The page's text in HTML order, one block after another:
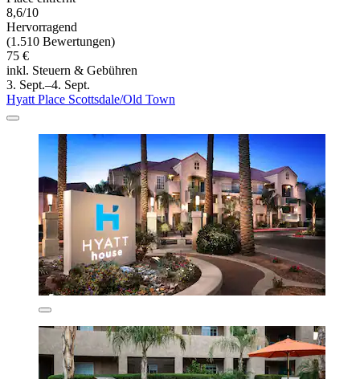
8,6/10
Hervorragend
(1.510 Bewertungen)
75 €
inkl. Steuern & Gebühren
3. Sept.–4. Sept.
Hyatt Place Scottsdale/Old Town